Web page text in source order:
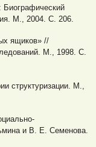
Биографический
М., 2004. С. 206.
ящиков» //
М., 1998. С.
структуризации. М.,
и В. Е. Семенова.